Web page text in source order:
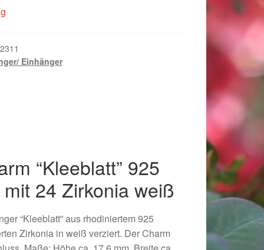
Einhänger
“Kleeblatt” 925
24 Zirkonia weiß
“Kleeblatt” aus rhodiniertem 925
Zirkonia in weiß verziert. Der Charm